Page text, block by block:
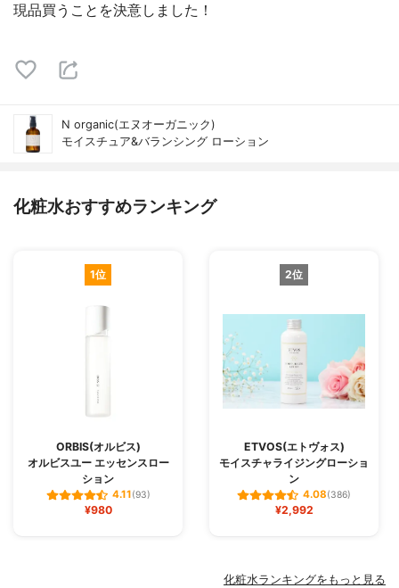
現品買うことを決意しました！
N organic(エヌオーガニック)
モイスチュア&バランシング ローション
化粧水おすすめランキング
1位
ORBIS(オルビス)
オルビスユー エッセンスロー
ション
4.11(93)
¥980
2位
ETVOS(エトヴォス)
モイスチャライジングローショ
ン
4.08(386)
¥2,992
化粧水ランキングをもっと見る